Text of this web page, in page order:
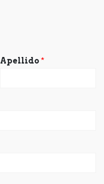
Apellido *